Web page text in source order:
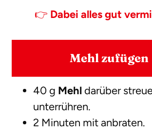
👉 Dabei alles gut
Mehl zufügen
40 g Mehl darüber
unterrühren.
2 Minuten mit anbraten.